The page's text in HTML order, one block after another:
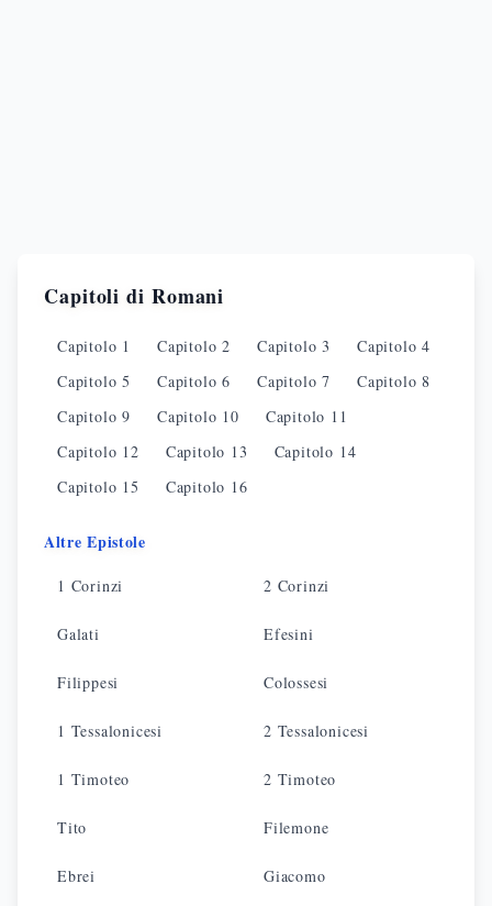
Capitoli di Romani
Capitolo 1 Capitolo2 Capitolo3 Capitolo4
Capitolo5 Capitolo6 Capitolo7 Capitolo8
Capitolo9 Capitolo 10 Capitolo 11
Capitolo 12 Capitolo 13 Capitolo 14
Capitolo 15 Capitolo 16
Altre Epistole
1 Corinzi 2 Corinzi
Galati Efesini
Filippesi Colossesi
1 Tessalonicesi 2 Tessalonicesi
1 Timoteo 2 Timoteo
Tito Filemone
Ebrei Giacomo